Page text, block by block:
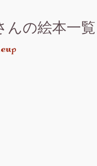
んの絵本一覧